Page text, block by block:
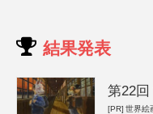
結果発表
第22
[PR] 世界絵